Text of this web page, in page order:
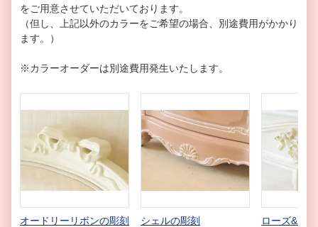
をご用意させていただいております。
（但し、上記以外のカラーをご希望の場合、別途費用がかかり
ます。）
※カラーオーダーは別途費用発生いたします。
オードリーリボンの彫刻 シェルの彫刻 ローズ&リ